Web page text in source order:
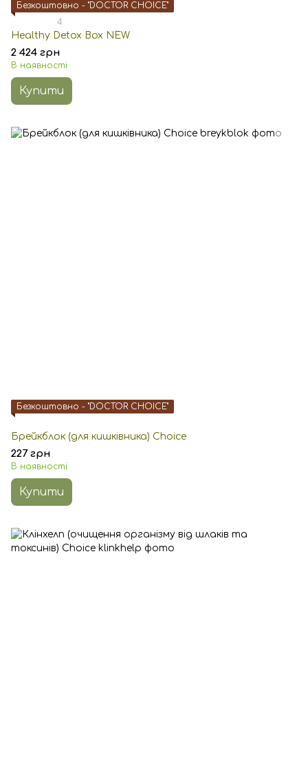
Безкоштовно - "DOCTOR CHOICE"
4
Healthy Detox Box NEW
2 424 грн
В наявності
Купити
Безкоштовно - "DOCTOR CHOICE"
Брейкблок (для кишківника) Choice
227 грн
В наявності
Купити